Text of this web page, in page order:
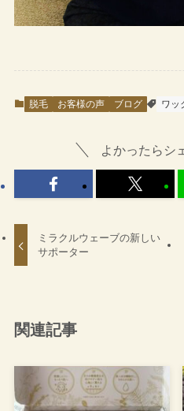
脱毛 お客様の声 ブログ ワッ
よかったらシ
ミラクルウェーブの新しい
サポーター
関連記事